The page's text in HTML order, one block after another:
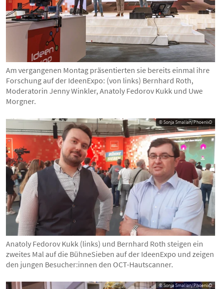
Am vergangenen Montag präsentierten sie bereits einmal ihre
Forschung auf der IdeenExpo: (von links) Bernhard Roth,
Moderatorin Jenny Winkler, Anatoly Fedorov Kukk und Uwe
Morgner.
© Sonja Smalian/PhoenixD
Anatoly Fedorov Kukk (links) und Bernhard Roth steigen ein
zweites Mal auf die BühneSieben auf der IdeenExpo und zeigen
den jungen Besucher:innen den OCT-Hautscanner.
© Sonja Smalian/PhoenixD